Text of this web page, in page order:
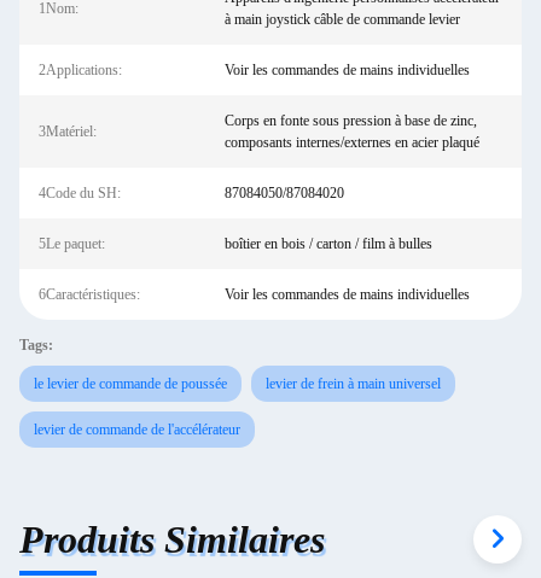
1Nom:
à main joystick câble de commande levier
2Applications: Voir les commandes de mains individuelles
3Matériel:
Corps en fonte sous pression à base de zinc,
composants internes/externes en acier plaqué
4Code du SH: 87084050/87084020
5Le paquet: boîtier en bois / carton / film à bulles
6Caractéristiques: Voir les commandes de mains individuelles
Tags:
le levier de commande de poussée levier de frein à main universel
levier de commande de l'accélérateur
Produits Similaires